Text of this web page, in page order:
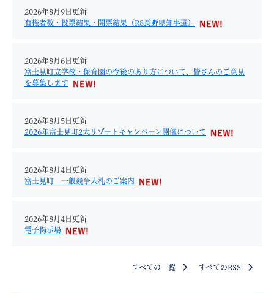
2026年8月9日更新
有権者数・投票結果・開票結果（R8長野県知事選）
2026年8月6日更新
富士見町立学校・保育園の今後のあり方について、皆さんのご意見
を募集します
2026年8月5日更新
2026年富士見町2大リゾートキャンペーン開催について
2026年8月4日更新
富士見町 一般競争入札のご案内
2026年8月4日更新
電子掲示場
すべての一覧 すべてのRSS